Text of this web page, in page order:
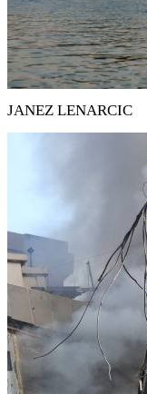
JANEZ LENARCIC